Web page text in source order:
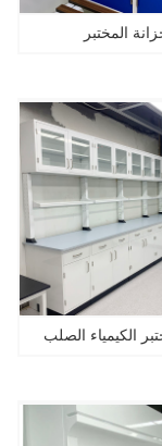
المختبر
الكيمياء الصلب